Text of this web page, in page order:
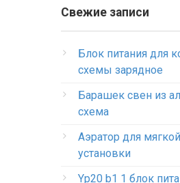
Свежие записи
Блок питания для
схемы зарядное
Барашек свен из
схема
Аэратор для
установки
Yp20 b1 1 блок